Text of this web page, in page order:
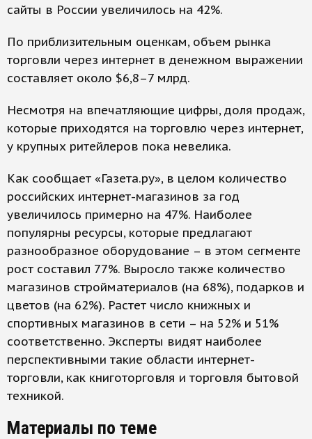
сайты в России увеличилось на 42%.
По приблизительным оценкам, объем рынка
торговли через интернет в денежном выражении
составляет около $6,8–7 млрд.
Несмотря на впечатляющие цифры, доля продаж,
которые приходятся на торговлю через интернет,
у крупных ритейлеров пока невелика.
Как сообщает «Газета.ру», в целом количество
российских интернет-магазинов за год
увеличилось примерно на 47%. Наиболее
популярны ресурсы, которые предлагают
разнообразное оборудование – в этом сегменте
рост составил 77%. Выросло также количество
магазинов стройматериалов (на 68%), подарков и
цветов (на 62%). Растет число книжных и
спортивных магазинов в сети – на 52% и 51%
соответственно. Эксперты видят наиболее
перспективными такие области интернет-
торговли, как книготорговля и торговля бытовой
техникой.
Материалы по теме